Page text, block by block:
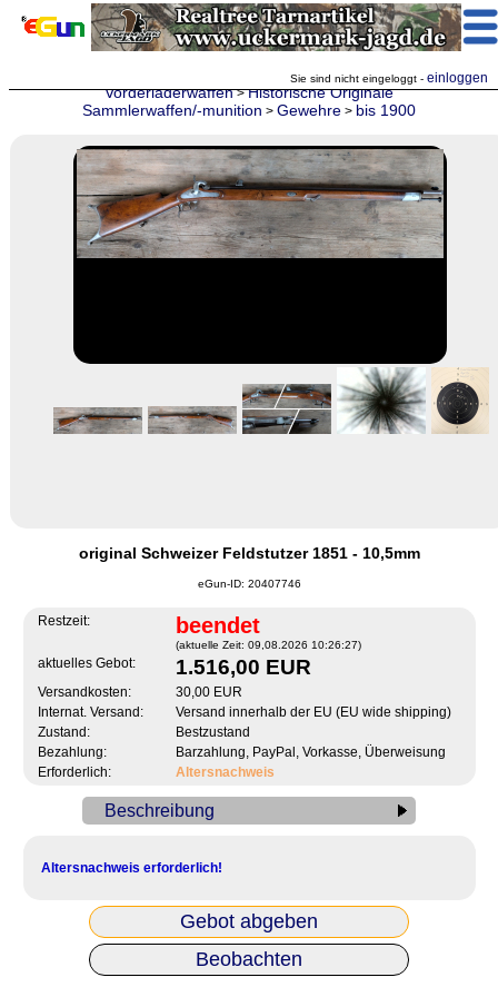
Sie sind nicht eingeloggt - einloggen
Vorderladerwaffen>Historische Originale
Sammlerwaffen/-munition > Gewehre > bis 1900
original Schweizer Feldstutzer 1851 - 10,5mm
eGun-ID: 20407746
Restzeit: beendet
(aktuelle Zeit: 09,08.2026 10:26:27)
aktuelles Gebot: 1.516,00 EUR
Versandkosten:
30,00 EUR
Internat. Versand:
Versand innerhalb der EU (EU wide shipping)
Zustand:
Bestzustand
Bezahlung:
Barzahlung, PayPal, Vorkasse, Überweisung
Erforderlich:
Altersnachweis
Beschreibung
Altersnachweis erforderlich!
Gebot abgeben
Beobachten